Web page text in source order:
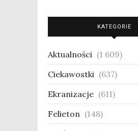
KATEGORIE
Aktualności (1 609)
Ciekawostki (637)
Ekranizacje (611)
Felieton (148)